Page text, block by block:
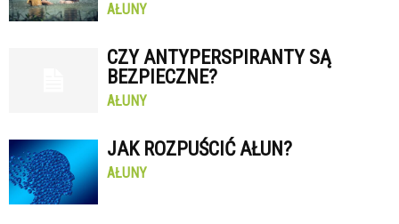
AŁUNY
CZY ANTYPERSPIRANTY SĄ
BEZPIECZNE?
AŁUNY
JAK ROZPUŚCIĆ AŁUN?
AŁUNY